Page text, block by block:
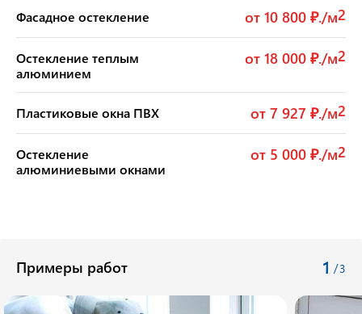
Фасадное остекление
от 10 800 ₽./м2
Остекление теплым
алюминием
от 18 000 ₽./м2
Пластиковые окна ПВХ от 7 927 ₽./м2
Остекление
алюминиевыми окнами
от 5 000 ₽./м2
Примеры работ 1 /3